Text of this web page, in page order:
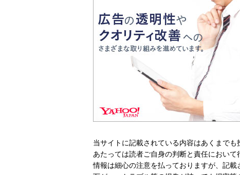
当サイトに記載されている内容はあくまで
あたっては読者ご自身の判断と責任におい
情報は細心の注意を払っておりますが、記載